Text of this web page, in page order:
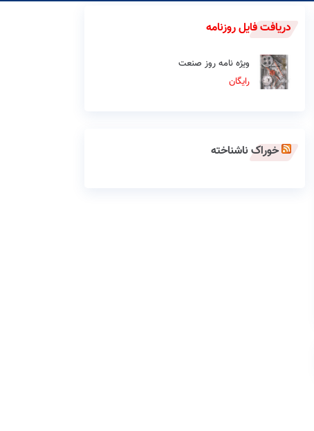
دریافت فایل روزنامه
ویژه نامه روز صنعت
رایگان
خوراک ناشناخته